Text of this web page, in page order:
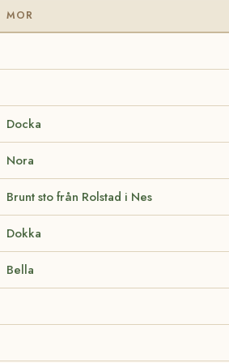
MOR
Docka
Nora
Brunt sto från Rolstad i Nes
Dokka
Bella